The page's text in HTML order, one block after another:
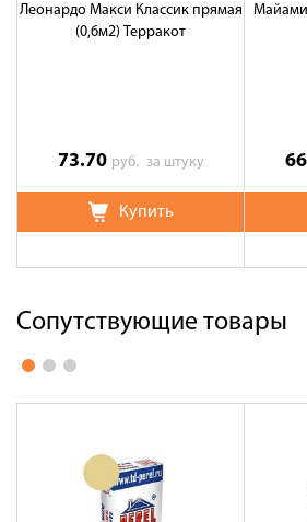
Леонардо Макси Классик прямая
(0,6м2) Терракот
73.70 руб. за штуку
Купить
Майами
Сопутствующие товары